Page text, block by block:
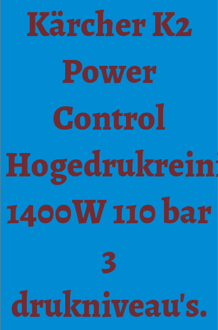
Kärcher K2
Power
Control
1400W 110 bar
3
drukniveau's.